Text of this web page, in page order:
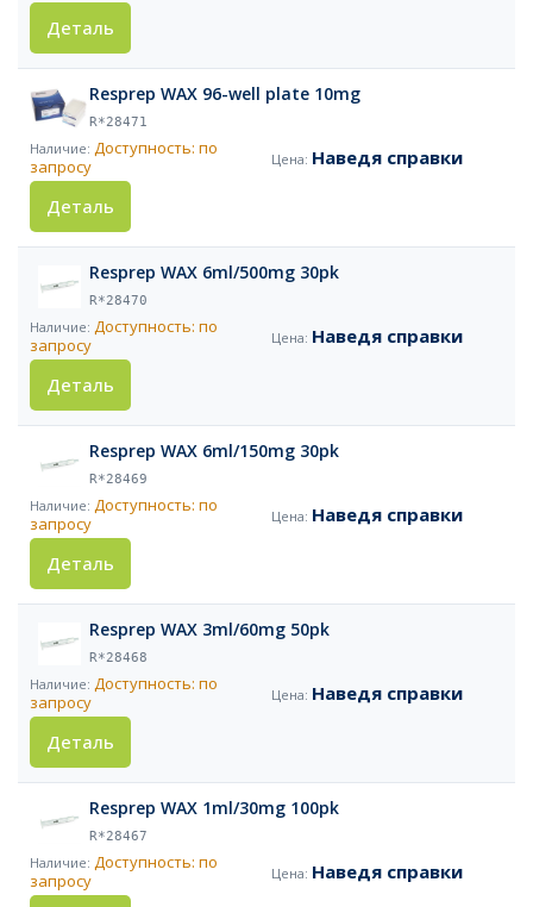
Деталь
Resprep WAX 96-well plate 10mg
R*28471
Доступность: по
запросу
Наведя справки
Деталь
Resprep WAX 6ml/500mg 30pk
R*28470
Доступность: по
запросу
Наведя справки
Деталь
Resprep WAX 6ml/150mg 30pk
R*28469
Доступность: по
запросу
Наведя справки
Деталь
Resprep WAX 3ml/60mg 50pk
R*28468
Доступность: по
запросу
Наведя справки
Деталь
Resprep WAX 1ml/30mg 100pk
R*28467
Доступность: по
запросу
Наведя справки